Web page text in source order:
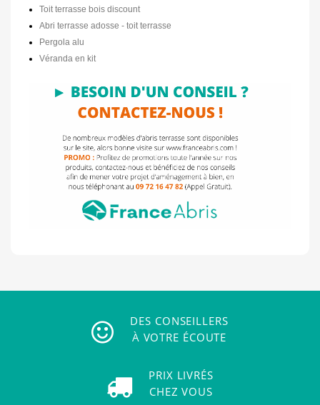
Toit terrasse bois discount
Abri terrasse adosse - toit terrasse
Pergola alu
Véranda en kit
DES CONSEILLERS
À VOTRE ÉCOUTE
PRIX LIVRÉS
CHEZ VOUS